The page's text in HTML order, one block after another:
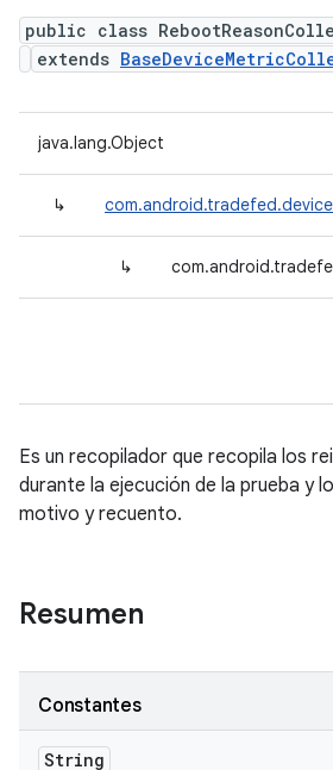
public class
extends
java.lang.Object
↳
↳
Es un recopilador que recopila los
durante la ejecución de la prueba y
motivo y recuento.
Resumen
Constantes
String